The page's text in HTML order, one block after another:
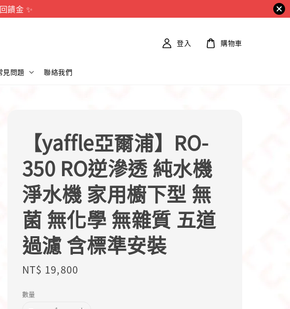
饋金 ✨
見問題 聯絡我們
登入 購物車
【yaffle亞爾浦】RO-
350 RO逆滲透 純水機
淨水機 家用櫥下型 無
菌 無化學 無雜質 五道
過濾 含標準安裝
Regular
NT$ 19,800
數量